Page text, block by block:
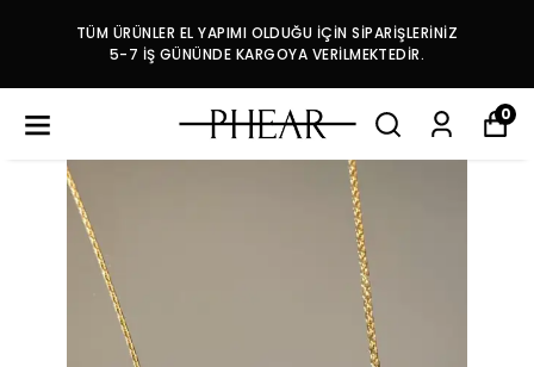
TÜM ÜRÜNLER EL YAPIMI OLDUĞU İÇİN SİPARİŞLERİNİZ
5-7 İŞ GÜNÜNDE KARGOYA VERİLMEKTEDİR.
0